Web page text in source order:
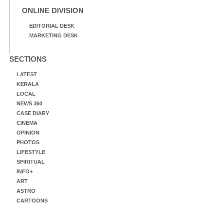
ONLINE DIVISION
EDITORIAL DESK
MARKETING DESK
SECTIONS
LATEST
KERALA
LOCAL
NEWS 360
CASE DIARY
CINEMA
OPINION
PHOTOS
LIFESTYLE
SPIRITUAL
INFO+
ART
ASTRO
CARTOONS